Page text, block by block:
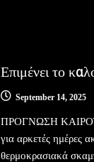
Επιμένει το
September 14, 2025
ΠΡΟΓΝΩΣΗ ΚΑΙΡΟΥ:
για αρκετές ημέρες
θερμοκρασιακά